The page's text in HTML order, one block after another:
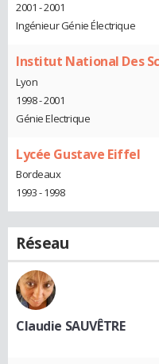
2001 - 2001
Ingénieur Génie Électrique
Institut National Des
Lyon
1998 - 2001
Génie Electrique
Lycée Gustave Eiffel
Bordeaux
1993 - 1998
Réseau
Claudie SAUVÊTRE